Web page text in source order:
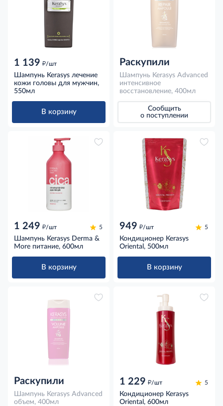
1 139 д/шт
Шампунь Kerasys лечение
кожи головы для мужчин,
550мл
В корзину
Раскупили
Шампунь Kerasys Advanced
интенсивное
восстановление, 400мл
Сообщить
о поступлении
1 249 д/шт 5
Шампунь Kerasys Derma &
More питание, 600мл
В корзину
949 д/шт 5
Кондиционер Kerasys
Oriental, 500мл
В корзину
Раскупили
Шампунь Kerasys Advanced
объем, 400мл
1 229 д/шт 5
Кондиционер Kerasys
Oriental, 600мл